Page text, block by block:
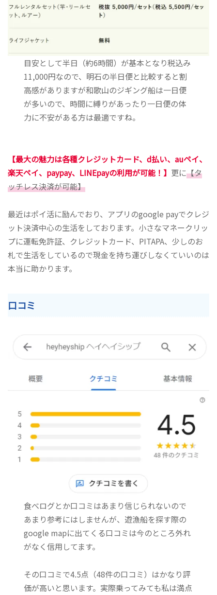
目安として半日（約6時間）が基本となり税込み
11,000円なので、明石の半日便と比較すると割
高感がありますが和歌山のジギング船は一日便
が多いので、時間に縛りがあったり一日便の体
力に不安がある方は最適ですね。
【最大の魅力は各種クレジットカード、d払い、auペイ、
楽天ペイ、paypay、LINEpayの利用が可能！】 更に【タ
ッチレス決済が可能】
最近はポイ活に励んでおり、アプリのgoogle payでクレジ
ット決済中心の生活をしております。小さなマネークリッ
プに運転免許証、クレジットカード、PITAPA、少しのお
札で生活をしているので現金を持ち運びしなくていいのは
本当に助かります。
口コミ
食べログとか口コミはあまり信じられないので
あまり参考にはしませんが、遊漁船を探す際の
google mapに出てくる口コミは今のところ外れ
がなく信用してます。
その口コミで4.5点（48件の口コミ）はかなり評
価が高いと思います。実際乗ってみても私は満点